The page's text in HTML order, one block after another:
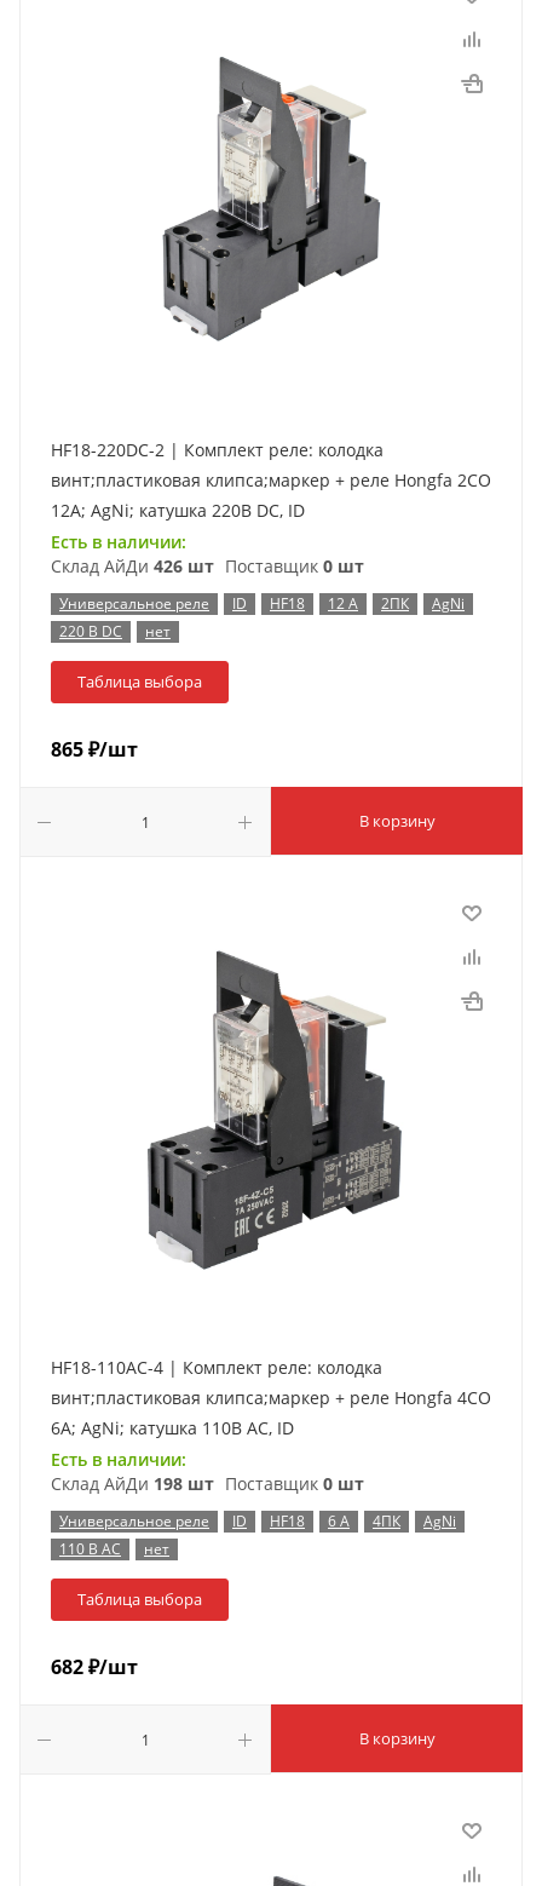
HF18-220DC-2 | Комплект реле: колодка
винт;пластиковая клипса;маркер + реле Hongfa 2CO
12A; AgNi; катушка 220B DC, ID
Есть в наличии:
Склад АйДи 426 шт Поставщик 0 шт
Универсальное реле ID HF18 12 А 2ПК
AgNi
220 В DC
нет
Таблица выбора
865₽/шт
В корзину
HF18-110AC-4 | Комплект реле: колодка
винт;пластиковая клипса;маркер + реле Hongfa 4CO
6A; AgNi; катушка 110B AC, ID
Есть в наличии:
Склад АйДи 198 шт Поставщик 0 шт
Универсальное реле ID HF18 6 А 4ПК
AgNi
110 В AC
нет
Таблица выбора
682₽/шт
В корзину